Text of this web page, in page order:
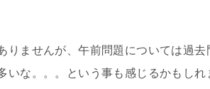
ませんが、午前問題については過去
いな。。。という事も感じるかもしれ